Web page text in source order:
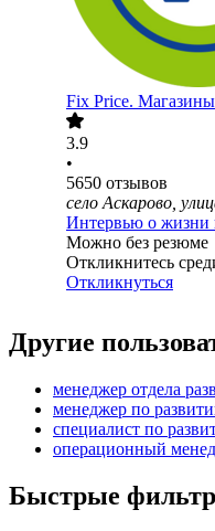
Fix Price. Магазины
3.9
•
5650 отзывов
село Аскарово,
Интервью о жизни
Можно без резюме
Откликнитесь
Откликнуться
Другие
менеджер отдела
менеджер по
специалист по
операционный
Быстрые